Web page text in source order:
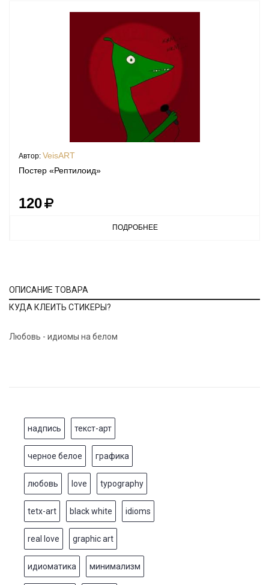
Автор: VeisART
Постер «Рептилоид»
120
ПОДРОБНЕЕ
ОПИСАНИЕ ТОВАРА
КУДА КЛЕИТЬ СТИКЕРЫ?
Любовь - идиомы на белом
надпись текст-арт
черное белое графика
любовь love typography
tetx-art black white idioms
real love graphic art
идиоматика минимализм